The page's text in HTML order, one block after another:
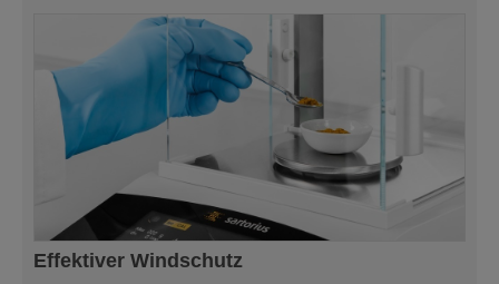
Effektiver Windschutz